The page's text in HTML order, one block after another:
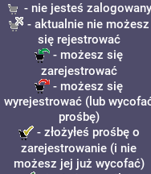
- nie jesteś zalogowany
- aktualnie nie możesz
się rejestrować
- możesz się
zarejestrować
- możesz się
wyrejestrować (lub
prośbę)
- złożyłeś prośbę o
zarejestrowanie (i nie
możesz jej już wycofać)